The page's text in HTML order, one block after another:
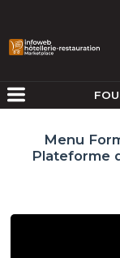
Menu
Plateforme